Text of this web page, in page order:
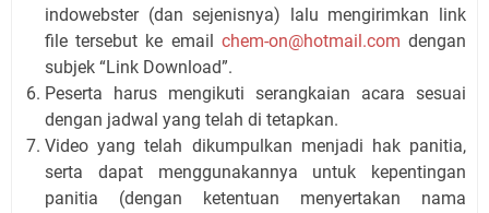
indowebster (dan sejenisnya) lalu mengirimkan link
filetersebut ke email chem-on@hotmail.com dengan
subjek “Link Download”.
Peserta harus mengikuti serangkaian acara sesuai
dengan jadwal yang telah di tetapkan.
Video yang telah dikumpulkan menjadi hak panitia,
serta dapat menggunakannya untuk kepentingan
panitia (dengan ketentuan menyertakan nama